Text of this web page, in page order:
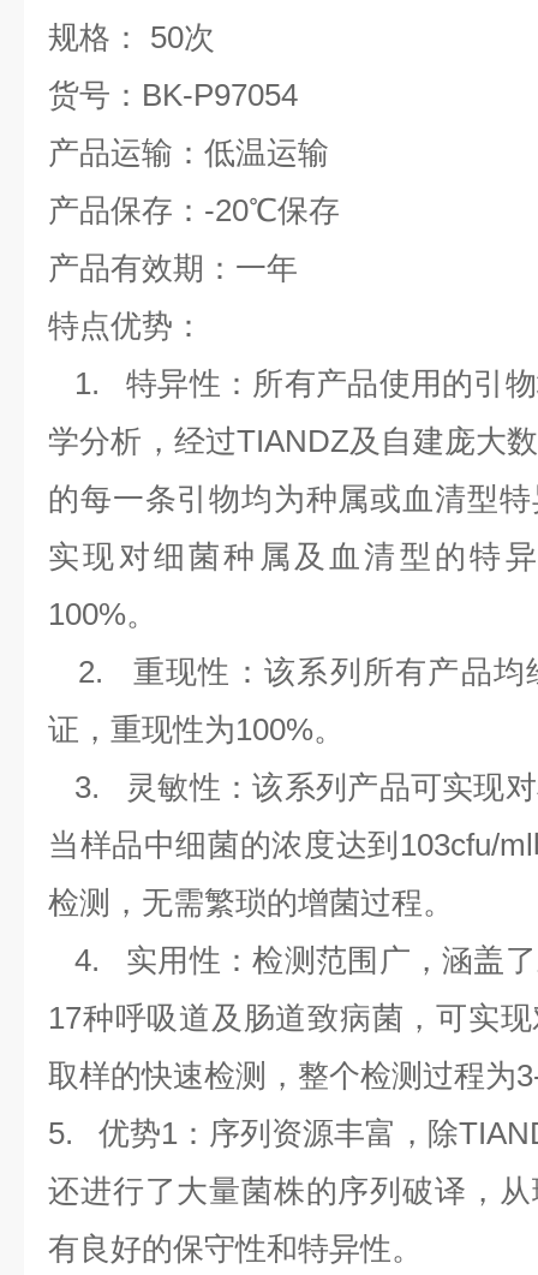
规格：
50次
货号： BK-P97054
产品运输：低温运输
产品保存： -20℃保存
产品有效期：一年
特点优势：
1. 特异性：所有产品使用的引
学分析，经过TIANDZ及自建庞大
的每一条引物均为种属或血清型
实现对细菌种属及血清型的特
100%。
2. 重现性：该系列所有产品
证，重现性为100%。
3.
灵敏性：该系列产品可实现
当样品中细菌的浓度达到 103cfu/ml
检测，无需繁琐的增菌过程。
4. 实用性：检测范围广，涵盖
17种呼吸道及肠道致病菌，可实
取样的快速检测，整个检测过程为
5. 优势1 ：序列资源丰富，除
还进行了大量菌株的序列破译，
有良好的保守性和特异性。